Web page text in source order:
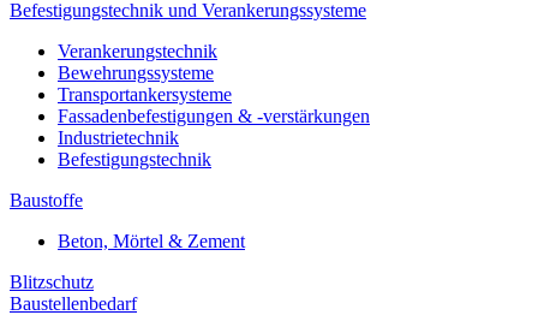
Befestigungstechnik und Verankerungssysteme
Verankerungstechnik
Bewehrungssysteme
Transportankersysteme
Fassadenbefestigungen & -verstärkungen
Industrietechnik
Befestigungstechnik
Baustoffe
Beton, Mörtel & Zement
Blitzschutz
Baustellenbedarf